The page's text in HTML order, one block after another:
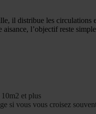
il distribue les
l’objectif reste
et plus
si vous vous croisez